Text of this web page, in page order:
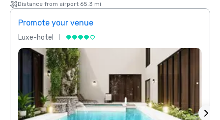
Distance from airport 65.3 mi
Promote your venue
Luxe-hotel